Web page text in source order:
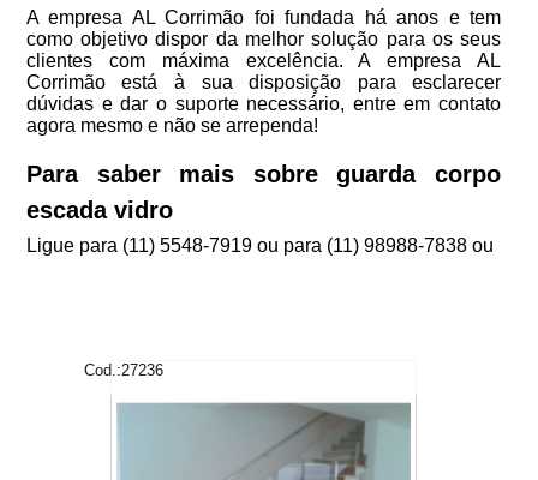
A empresa AL Corrimão foi fundada há anos e tem
como objetivo dispor da melhor solução para os seus
clientes com máxima excelência. A empresa AL
Corrimão está à sua disposição para esclarecer
dúvidas e dar o suporte necessário, entre em contato
agora mesmo e não se arrependa!
Para saber mais sobre guarda corpo
escada vidro
Ligue para (11) 5548-7919ou para (11) 98988-7838ou
Cod.:27236